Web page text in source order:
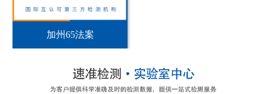
加州65法案